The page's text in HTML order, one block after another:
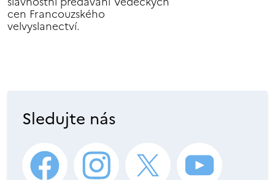
cen Francouzského
velvyslanectví.
Sledujte nás